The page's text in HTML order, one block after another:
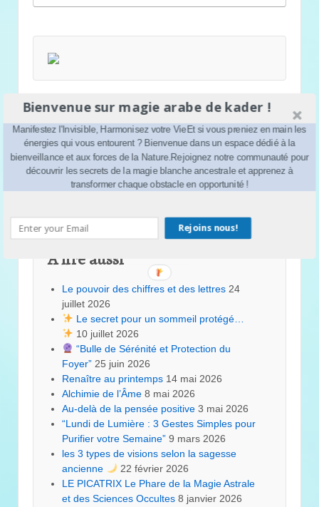
A lire aussi
Le pouvoir des chiffres et des lettres 24
juillet 2026
Le secret pour un sommeil protégé…
10 juillet 2026
“Bulle de Sérénité et Protection du
Foyer” 25 juin 2026
Renaître au printemps 14 mai 2026
Alchimie de l’Âme 8 mai 2026
Au-delà de la pensée positive 3 mai 2026
“Lundi de Lumière : 3 Gestes Simples pour
Purifier votre Semaine” 9 mars 2026
les 3 types de visions selon la sagesse
ancienne
22 février 2026
LE PICATRIX Le Phare de la Magie Astrale
et des Sciences Occultes 8 janvier 2026
Bienvenue sur magie arabe de kader !
Manifestez l'Invisible, Harmonisez votre VieEt si vous preniez en main les
énergies qui vous entourent ? Bienvenue dans un espace dédié à la
bienveillance et aux forces de la Nature.Rejoignez notre communauté pour
découvrir les secrets de la magie blanche ancestrale et apprenez à
transformer chaque obstacle en opportunité !
Rejoins nous!